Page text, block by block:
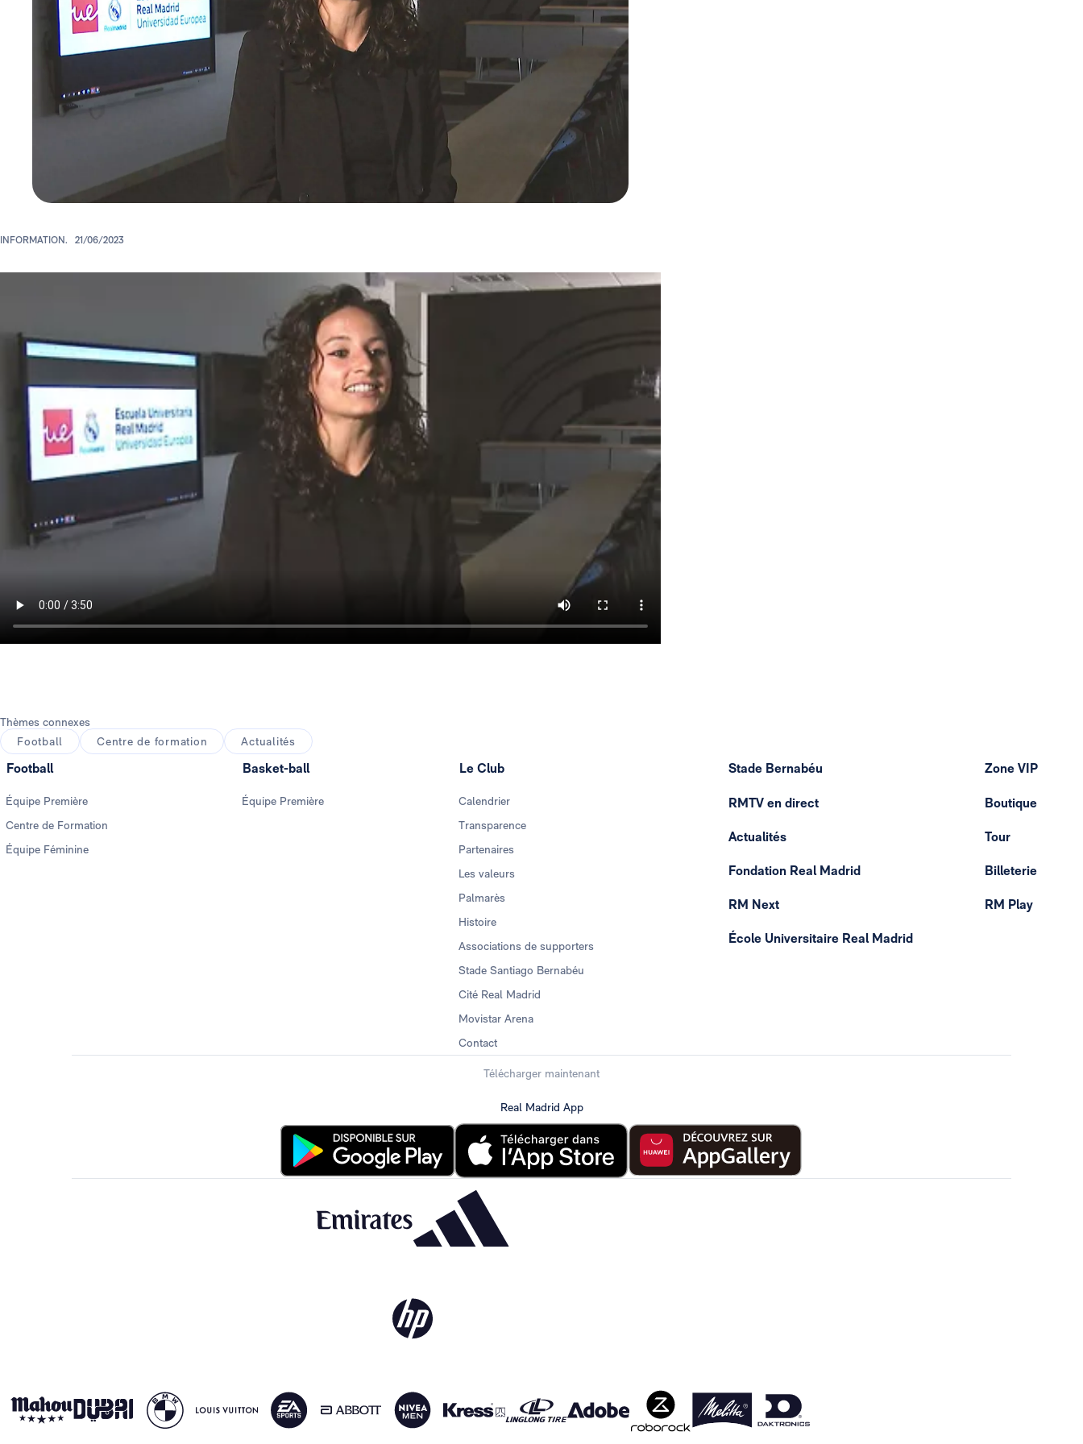
INFORMATION. 21/06/2023
Thèmes connexes
Football
Centre de formation Actualités
Football
Équipe Première
Centre de Formation
Équipe Féminine
Basket-ball
Équipe Première
Le Club
Calendrier
Transparence
Partenaires
Les valeurs
Palmarès
Histoire
Associations de supporters
Stade Santiago Bernabéu
Cité Real Madrid
Movistar Arena
Contact
Stade Bernabéu
RMTV en direct
Actualités
Fondation Real Madrid
RM Next
École Universitaire Real Madrid
Zone VIP
Boutique
Tour
Billeterie
RM Play
Télécharger maintenant
Real Madrid App